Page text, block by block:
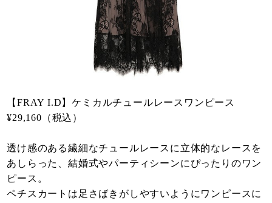
【FRAY I.D】ケミカルチュールレースワンピース
¥29,160（税込）
透け感のある繊細なチュールレースに立体的なレースを
あしらった、結婚式やパーティシーンにぴったりのワン
ピース。
ペチスカートは足さばきがしやすいようにワンピースに